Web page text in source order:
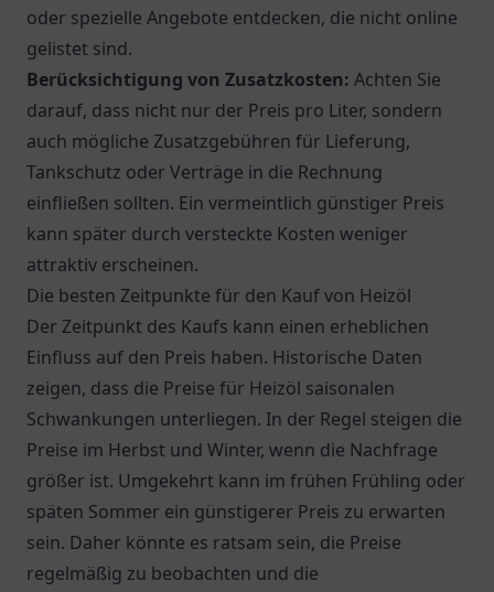
oder spezielle Angebote entdecken, die nicht online
gelistet sind.
Berücksichtigung von Zusatzkosten: Achten Sie
darauf, dass nicht nur der Preis pro Liter, sondern
auch mögliche Zusatzgebühren für Lieferung,
Tankschutz oder Verträge in die Rechnung
einfließen sollten. Ein vermeintlich günstiger Preis
kann später durch versteckte Kosten weniger
attraktiv erscheinen.
Die besten Zeitpunkte für den Kauf von Heizöl
Der Zeitpunkt des Kaufs kann einen erheblichen
Einfluss auf den Preis haben. Historische Daten
zeigen, dass die Preise für Heizöl saisonalen
Schwankungen unterliegen. In der Regel steigen die
Preise im Herbst und Winter, wenn die Nachfrage
größer ist. Umgekehrt kann im frühen Frühling oder
späten Sommer ein günstigerer Preis zu erwarten
sein. Daher könnte es ratsam sein, die Preise
regelmäßig zu beobachten und die